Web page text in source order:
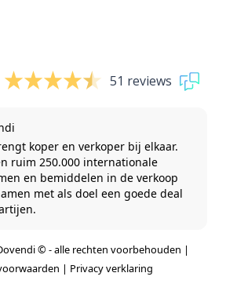
51 reviews
koper en verkoper bij elkaar.
ruim 250.000 internationale
en bemiddelen in de verkoop
met als doel een goede deal
© - alle rechten voorbehouden |
| Privacy verklaring